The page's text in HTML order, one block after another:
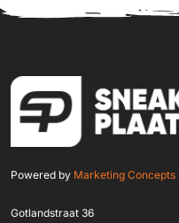
Powered by Marketing Concepts
Gotlandstraat 36